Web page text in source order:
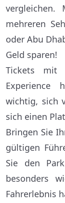
mehreren
oder Abu
Geld sparen!
Tickets mit
Experience
wichtig, sich
sich einen
Bringen Sie
gültigen
Sie den
besonders
Fahrerlebnis